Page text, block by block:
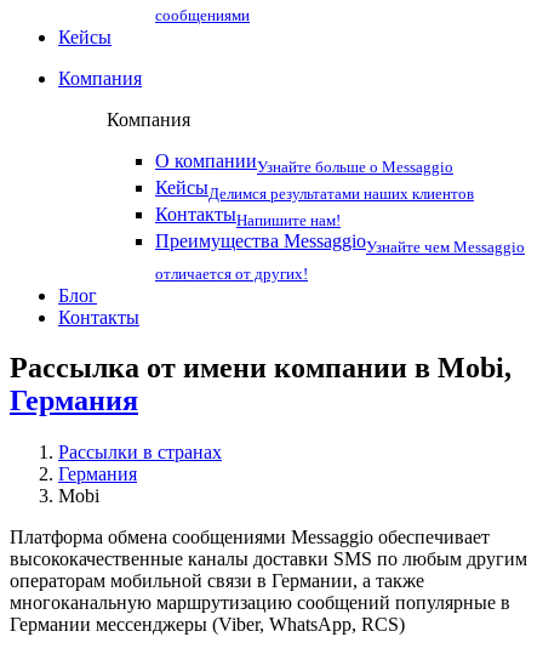
сообщениями
Кейсы
Компания
Компания
О компанииУзнайте больше о Messaggio
КейсыДелимся результатами наших клиентов
КонтактыНапишите нам!
Преимущества MessaggioУзнайте чем Messaggio
отличается от других!
Блог
Контакты
Рассылка от имени компании в Mobi,
Германия
Рассылки в странах
Германия
Mobi
Платформа обмена сообщениями Messaggio обеспечивает
высококачественные каналы доставки SMS по любым другим
операторам мобильной связи в Германии, а также
многоканальную маршрутизацию сообщений популярные в
Германии мессенджеры (Viber, WhatsApp, RCS)